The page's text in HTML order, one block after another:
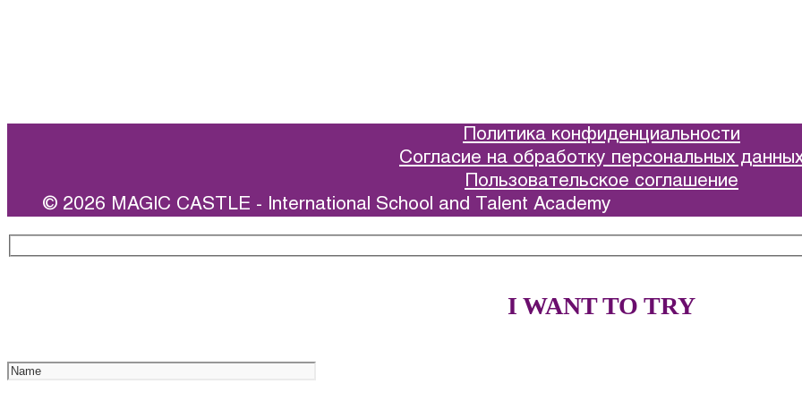
Политика конфиденциальности
Согласие на обработку персональных
Пользовательское соглашение
© 2026 MAGIC CASTLE - International School and Talent Academy
I WANT TO TRY